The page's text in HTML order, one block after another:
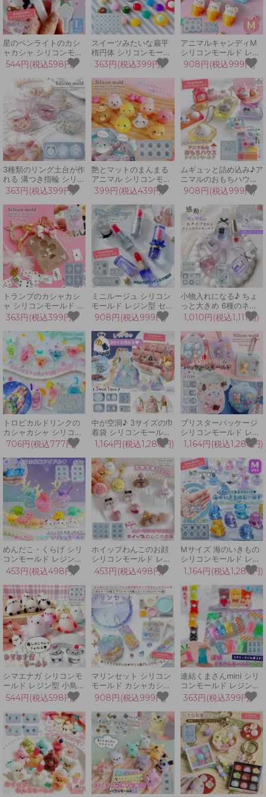
星のペンライトのカシ
ャカシャ シリコンモー
ルド L 推し活 シェイカ
ーモールド シャカシャ
カ レジン型 スター 大
UVレジン 手芸
GreenOceanオリジナ
ル♪
544円(税込598円)
スイーツみたいな扁平
楕円体 シリコンモール
ド レジン型 セット 球
体 楕円形 碁石形 丸 玉
珠 お菓子 アクセサリー
立体 3d LED UVレジン
手芸 ハロウィン
363円(税込399円)
アニマルキャンディM
シリコンモールド レジ
ン型 セットうさぎ くま
ねこ ミニチュアスイー
ツ アクセサリー キーホ
ルダー デコパーツ 立体
UVレジン 手芸 クラフ
ト
908円(税込999円)
3種類のリング土台が作
れる 溝つき指輪 シリコ
ンモールド レジン型 セ
ット デコ土台 キッズ
女の子 アクセサリー 立
体 3d UVレジン LEDレ
ジン 手芸 クラフト
363円(税込399円)
艶とマットのまんまる
アニマル シリコンモー
ルド レジン型 セット
猫 ねこ クマ 熊 ヒヨコ
鳥 ブタ 丸い キーホル
ダー つや消し 鏡面 立
体 3d UVレジン クラフ
ト
399円(税込439円)
ムギュッと詰め込み♪ア
ニマルのおもちハウス
シリコンモールド レジ
ン型 お家 箱 ケース ボ
ックス UVレジン クラ
フト GreenOceanオリ
ジナル♪
908円(税込999円)
トランプのカシャカシ
ャ シリコンモールド シ
ェイカーモールド シャ
カシャカ レジン型 カー
ド ハート ダイヤ スペ
ード クローバー UVレ
ジン LEDレジン 手芸
クラフト
363円(税込399円)
ミニルージュ シリコン
モールド レジン型 セッ
ト リップ 蓋つき ミニ
チュア メイク 口紅 ア
クセサリー 立体 3d UV
レジン GreenOceanオ
リジナル♪
908円(税込999円)
小物入れになる♪ ちょ
っと大きめ 6種のネイ
ルボトル シリコンモー
ルド レジン型 セット
マニキュア 小瓶 立体
3d UVレジン LEDレジ
ン 手芸 クラフト
1,010円(税込1,111円)
トロピカルドリンクの
カシャカシャ シリコン
モールド シェイカー シ
ャカシャカ レジン型 セ
ット カフェグラス カク
テル フルーツ キーホル
ダー UVレジン クラフ
706円(税込777円)
中が空洞♪ 3サイズの巾
着袋 シリコンモールド
レジン型 セット ミニチ
ュア きんちゃく ポーチ
和風 立体 3d UVレジン
GreenOceanオリジナ
ル♪
1,164円(税込1,280円)
ブリスターパッケージ
シリコンモールド レジ
ン型 キーホルダー ブリ
スターパック ミニチュ
ア 3マス 2マス たまご
型 ハート型 お弁当 UV
レジン クラフト
1,164円(税込1,280円)
めんだこ・くらげ シリ
コンモールド レジン型
海 マリン 海月 クラゲ
メンダコ きのこ ハロウ
ィン 立体 3d UVレジン
スクイーズレジン クラ
フト
453円(税込498円)
ホイップわんこのお顔
シリコンモールド レジ
ン型 小型犬 クリーム
スイーツ お菓子 カフェ
アニマル プードル キー
ホルダー デコパーツ
453円(税込498円)
Mサイズ 海のいきもの
シリコンモールド レジ
ン型 めんだこ クラゲ
タコ イルカ アザラシ
ウミウシ カニ イカ 立
体 UVレジン
GreenOceanオリジナ
ル♪
1,164円(税込1,280円)
シマエナガ シリコンモ
ールド レジン型 小鳥
ことり アニマル 動物
キーホルダー 立体 3d
UVレジン LEDレジン
手芸 クラフト
544円(税込598円)
マリンセット シリコン
モールド カシャカシャ
シャカシャカ レジン型
シェル ボックス ネーム
プレート コースター カ
ンパーツ UVレジン
GreenOceanオリジナ
ル♪
908円(税込999円)
連結くまさんmini シリ
コンモールド レジン型
熊 動物 アニマル 積む
グミ風 推し活 ブロック
キーホルダー デコパー
ツ スクイーズレジン 立
体 3D UVレジン
363円(税込399円)